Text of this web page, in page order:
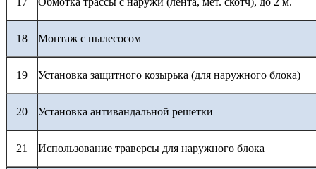
18 Монтаж с пылесосом
19 Установка защитного козырька (для наружного блока)
20 Установка антивандальной решетки
21 Использование траверсы для наружного блока